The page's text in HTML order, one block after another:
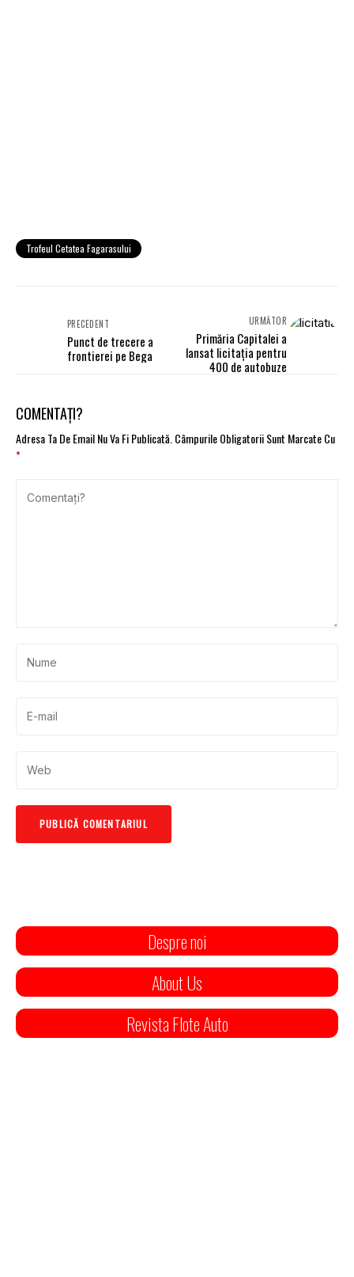
Trofeul Cetatea Fagarasului
PRECEDENT
Punct de trecere a
frontierei pe Bega
URMĂTOR
Primăria Capitalei a
lansat licitaţia pentru
400 de autobuze
COMENTAȚI?
Adresa Ta De Email Nu Va Fi Publicată.Câmpurile Obligatorii Sunt Marcate Cu
*
Despre noi
About Us
Revista Flote Auto